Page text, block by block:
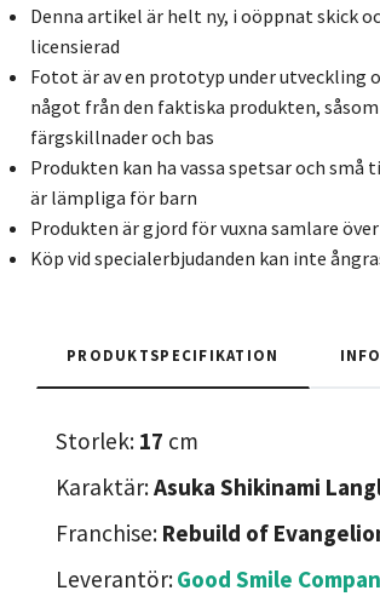
Denna artikel är helt ny, i oöppnat skick
licensierad
Fotot är av en prototyp under utveckling
något från den faktiska produkten,
färgskillnader och bas
Produkten kan ha vassa spetsar och
är lämpliga för barn
Produkten är gjord för vuxna samlare
Köp vid specialerbjudanden kan inte
PRODUKTSPECIFIKATION
Storlek: 17 cm
Karaktär:Asuka Shikinami
Franchise: Rebuild of
Leverantör:Good Smile